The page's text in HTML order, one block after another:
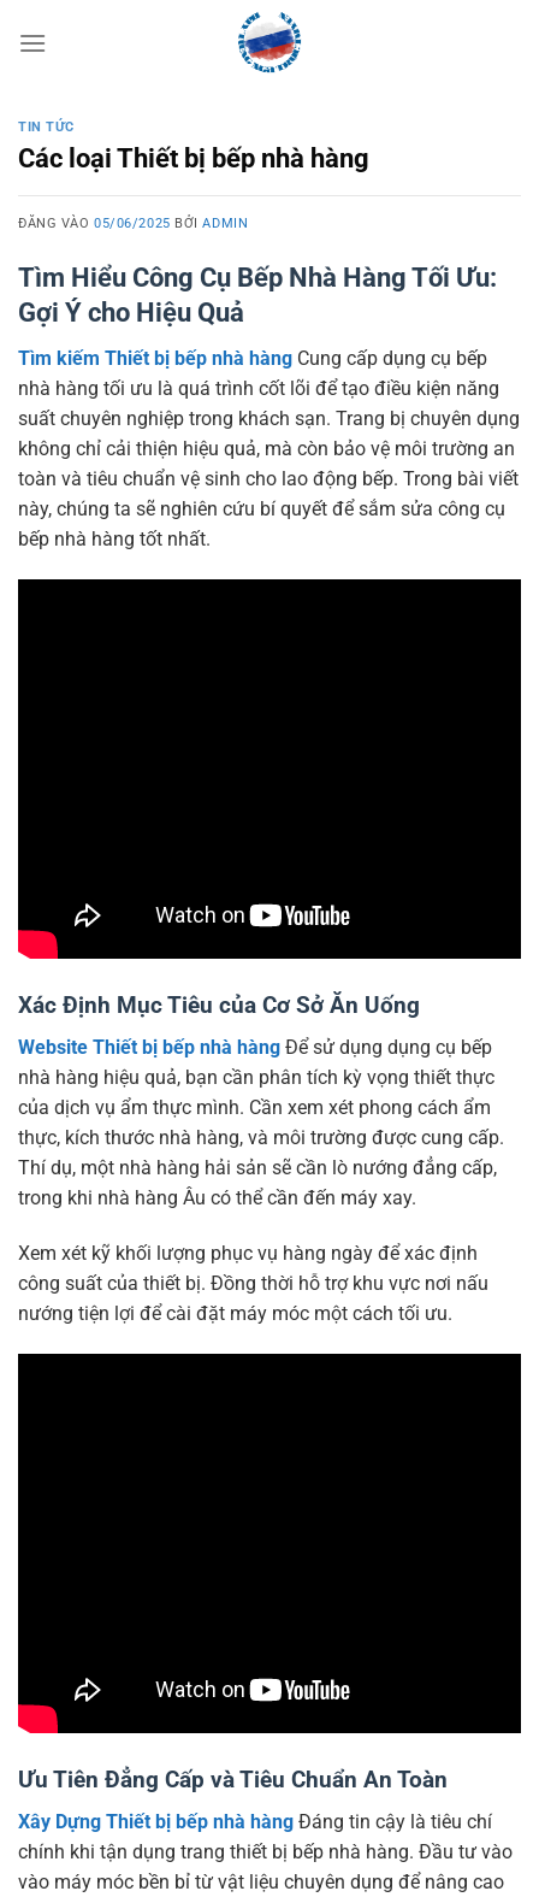
qua
TIN TỨC
Các loại Thiết bị bếp nhà hàng
ĐĂNG VÀO05/06/2025 BỞIADMIN
Tìm Hiểu Công Cụ Bếp Nhà Hàng Tối Ưu:
Gợi Ý cho Hiệu Quả
Tìm kiếm Thiết bị bếp nhà hàng Cung cấp dụng cụ bếp
nhà hàng tối ưu là quá trình cốt lõi để tạo điều kiện năng
suất chuyên nghiệp trong khách sạn. Trang bị chuyên dụng
không chỉ cải thiện hiệu quả, mà còn bảo vệ môi trường an
toàn và tiêu chuẩn vệ sinh cho lao động bếp. Trong bài viết
này, chúng ta sẽ nghiên cứu bí quyết để sắm sửa công cụ
bếp nhà hàng tốt nhất.
Xác Định Mục Tiêu của Cơ Sở Ăn Uống
Website Thiết bị bếp nhà hàng Để sử dụng dụng cụ bếp
nhà hàng hiệu quả, bạn cần phân tích kỳ vọng thiết thực
của dịch vụ ẩm thực mình. Cần xem xét phong cách ẩm
thực, kích thước nhà hàng, và môi trường được cung cấp.
Thí dụ, một nhà hàng hải sản sẽ cần lò nướng đẳng cấp,
trong khi nhà hàng Âu có thể cần đến máy xay.
Xem xét kỹ khối lượng phục vụ hàng ngày để xác định
công suất của thiết bị. Đồng thời hỗ trợ khu vực nơi nấu
nướng tiện lợi để cài đặt máy móc một cách tối ưu.
Ưu Tiên Đẳng Cấp và Tiêu Chuẩn An Toàn
Xây Dựng Thiết bị bếp nhà hàng Đáng tin cậy là tiêu chí
chính khi tận dụng trang thiết bị bếp nhà hàng. Đầu tư vào
vào máy móc bền bỉ từ vật liệu chuyên dụng để nâng cao